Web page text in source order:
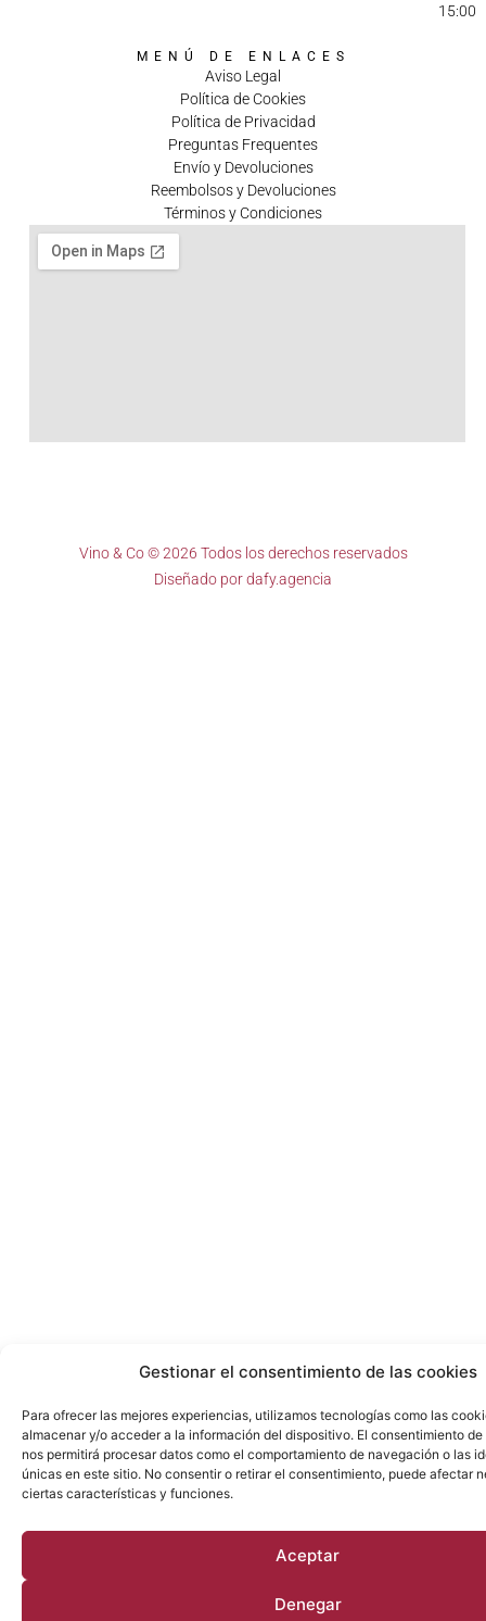
Gestionar el consentimiento de las cookies
Para ofrecer las mejores experiencias, utilizamos tecnologías como las
almacenar y/o acceder a la información del dispositivo. El consentimiento
nos permitirá procesar datos como el comportamiento de navegación o las
únicas en este sitio. No consentir o retirar el consentimiento, puede afectar
ciertas características y funciones.
Aceptar
Denegar
15:00
MENÚ DE ENLACES
Aviso Legal
Política de Cookies
Política de Privacidad
Preguntas Frequentes
Envío y Devoluciones
Reembolsos y Devoluciones
Términos y Condiciones
Vino & Co © 2026 Todos los derechos reservados
Diseñado pordafy.agencia